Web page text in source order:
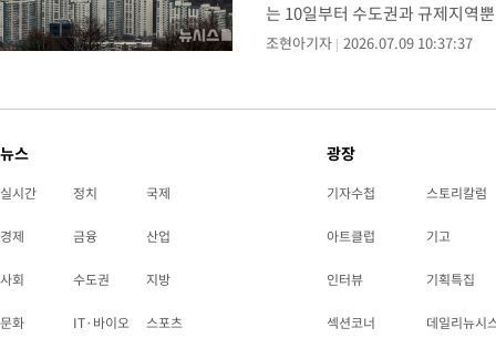
는 10일부터 수도권과 규제지역
15억원 이하 주택을 구
조현아기자 2026.07.09 10:37:37
뉴스
실시간 정치 국제
경제 금융 산업
사회 수도권 지방
문화 IT·바이오 스포츠
광장
기자수첩 스토리칼럼
아트클럽 기고
인터뷰 기획특집
섹션코너 데일리뉴시